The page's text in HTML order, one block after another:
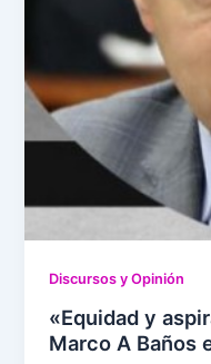
Discursos y Opinión
«Equidad y
Marco A Baños